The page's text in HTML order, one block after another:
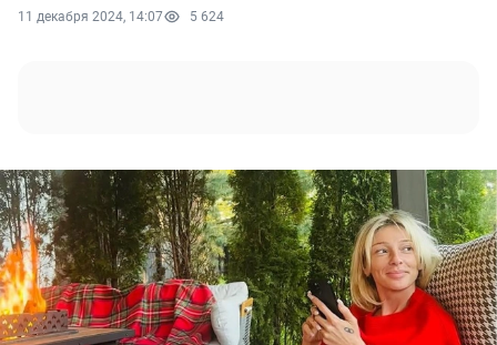
11 декабря 2024, 14:07 5 624